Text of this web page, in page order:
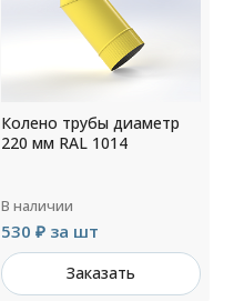
Колено трубы диаметр
220 мм RAL 1014
В наличии
530 ₽ за шт
Заказать